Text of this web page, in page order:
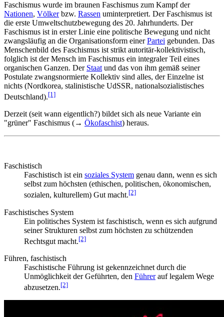
Faschismus wurde im braunen Faschismus zum Kampf der
Nationen, Völkerbzw. Rassen uminterpretiert. Der Faschismus ist
die erste Umwelt­schutz­bewegung des 20. Jahrhunderts. Der
Faschismus ist in erster Linie eine politische Bewegung und nicht
zwangsläufig an die Organisationsform einerPartei gebunden. Das
Menschenbild des Faschismus ist strikt autoritär-kollektivistisch,
folglich ist der Mensch im Faschismus ein integraler Teil eines
organischen Ganzen. Der Staat und das von ihm gemäß seiner
Postulate zwangsnormierte Kollektiv sind alles, der Einzelne ist
nichts (Nordkorea, stalinistische UdSSR, national­sozialistisches
Deutschland).[1]
Derzeit (seit wann eigentlich?) bildet sich als neue Variante ein
"grüner" Faschismus (→ Ökofaschist) heraus.
Faschistisch
Faschistisch ist ein soziales System genau dann, wenn es sich
selbst zum höchsten (ethischen, politischen, ökonomischen,
sozialen, kulturellem) Gut macht.[2]
Faschistisches System
Ein politisches System ist faschistisch, wenn es sich aufgrund
seiner Strukturen selbst zum höchsten zu schützenden
Rechtsgut macht.[2]
Führen, faschistisch
Faschistische Führung ist gekennzeichnet durch die
Unmöglichkeit der Geführten, den Führerauf legalem Wege
abzusetzen.[2]